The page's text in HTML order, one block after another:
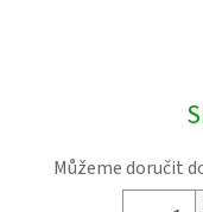
Můžeme doručit